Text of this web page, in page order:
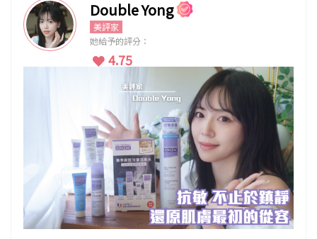
Double Yong
美評家
她給予的評分：
4.75